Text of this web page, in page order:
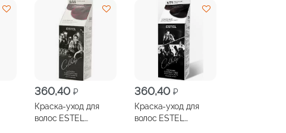
360,40 ₽
Краска-уход для
волос ESTEL
360,40 ₽
Краска-уход для
волос ESTEL